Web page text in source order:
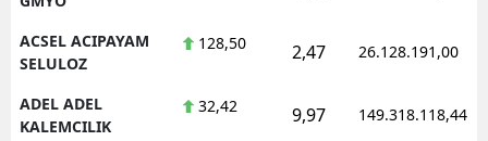
Eskişehir
ACSEL ACIPAYAM
SELULOZ
128,50 2,47 26.128.191,00
ADEL ADEL
KALEMCILIK
32,42 9,97 149.318.118,44